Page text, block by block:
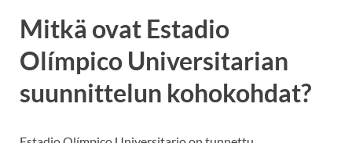
Mitkä ovat Estadio
Olímpico Universitarian
suunnittelun kohokohdat?